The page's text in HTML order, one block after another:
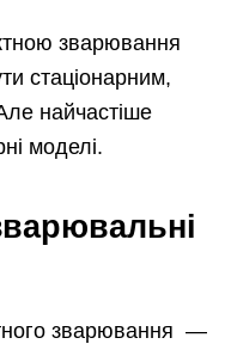
зварювання
стаціонарним,
найчастіше
моделі.
зварювання —